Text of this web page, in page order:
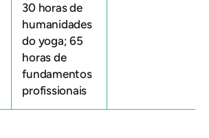
30 horas de
humanidades
do yoga; 65
horas de
fundamentos
profissionais